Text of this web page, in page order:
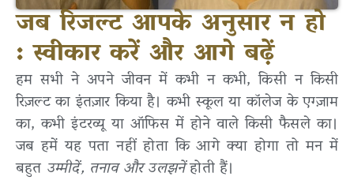
जब रिजल्ट आपके अनुसार न हो
: स्वीकार करें और आगे बढ़ें
हम सभी ने अपने जीवन में कभी न कभी, किसी न किसी
रिज़ल्ट का इंतज़ार किया है। कभी स्कूल या कॉलेज के एग्ज़ाम
का, कभी इंटरव्यू या ऑफिस में होने वाले किसी फैसले का।
जब हमें यह पता नहीं होता कि आगे क्या होगा तो मन में
बहुत उम्मीदें, तनाव और उलझनेंहोती हैं।